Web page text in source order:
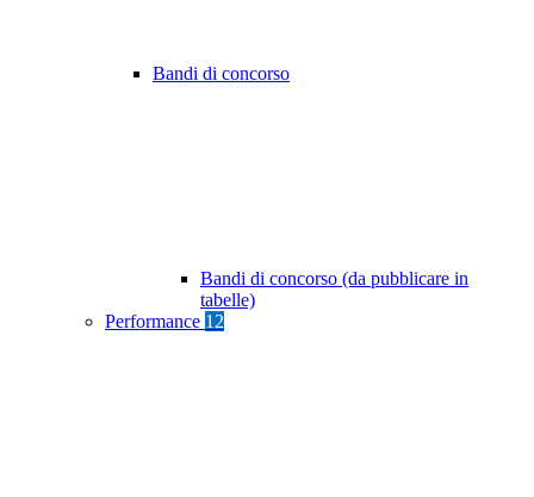
Bandi di concorso
Bandi di concorso (da pubblicare in
tabelle)
Performance 12